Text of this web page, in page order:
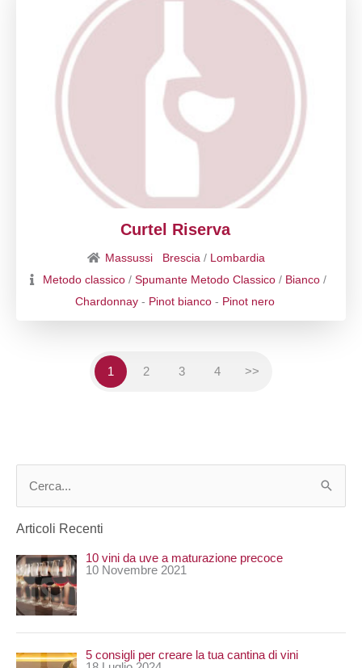
Curtel Riserva
Massussi Brescia / Lombardia
Metodo classico / Spumante Metodo Classico / Bianco /
Chardonnay - Pinot bianco - Pinot nero
1 2 3 4 >>
c
a
:
Articoli Recenti
10 vini da uve a maturazione precoce
10 Novembre 2021
5 consigli per creare la tua cantina di vini